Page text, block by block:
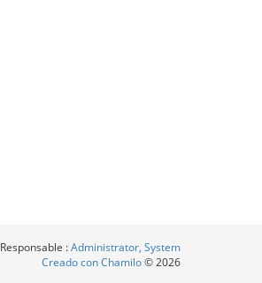
Responsable :Administrator, System
Creado con Chamilo© 2026